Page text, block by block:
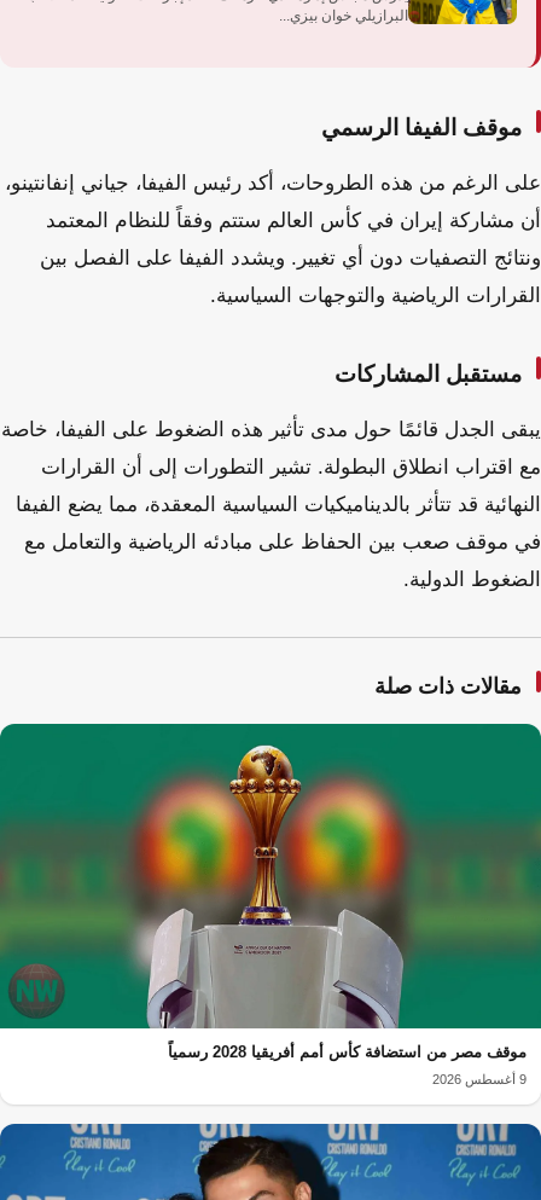
البرازيلي خوان بيزي...
موقف الفيفا الرسمي
على الرغم من هذه الطروحات، أكد رئيس الفيفا، جياني إنفانتينو،
أن مشاركة إيران في كأس العالم ستتم وفقاً للنظام المعتمد
ونتائج التصفيات دون أي تغيير. ويشدد الفيفا على الفصل بين
القرارات الرياضية والتوجهات السياسية.
مستقبل المشاركات
يبقى الجدل قائمًا حول مدى تأثير هذه الضغوط على الفيفا، خاصة
مع اقتراب انطلاق البطولة. تشير التطورات إلى أن القرارات
النهائية قد تتأثر بالديناميكيات السياسية المعقدة، مما يضع الفيفا
في موقف صعب بين الحفاظ على مبادئه الرياضية والتعامل مع
الضغوط الدولية.
مقالات ذات صلة
موقف مصر من استضافة كأس أمم أفريقيا 2028 رسمياً
9 أغسطس 2026